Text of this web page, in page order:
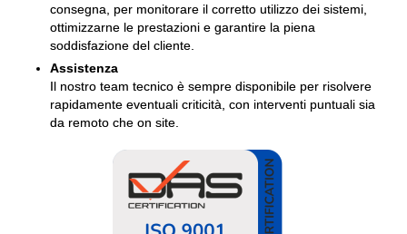
consegna, per monitorare il corretto utilizzo dei sistemi,
ottimizzarne le prestazioni e garantire la piena
soddisfazione del cliente.
Assistenza
Il nostro team tecnico è sempre disponibile per risolvere
rapidamente eventuali criticità, con interventi puntuali sia
da remoto che on site.